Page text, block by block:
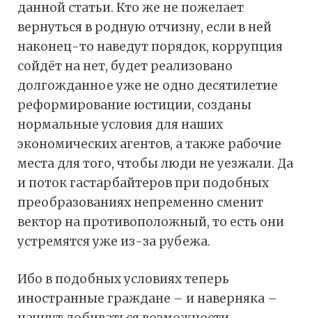
данной статьи. Кто же не пожелает
вернуться в родную отчизну, если в ней
наконец-то наведут порядок, коррупция
сойдёт на нет, будет реализовано
долгожданное уже не одно десятилетие
реформирование юстиции, созданы
нормальные условия для наших
экономических агентов, а также рабочие
места для того, чтобы люди не уезжали. Да
и поток гастарбайтеров при подобных
преобразованиях непременно сменит
вектор на противоположный, то есть они
устремятся уже из-за рубежа.
Ибо в подобных условиях теперь
иностранные граждане – и наверняка –